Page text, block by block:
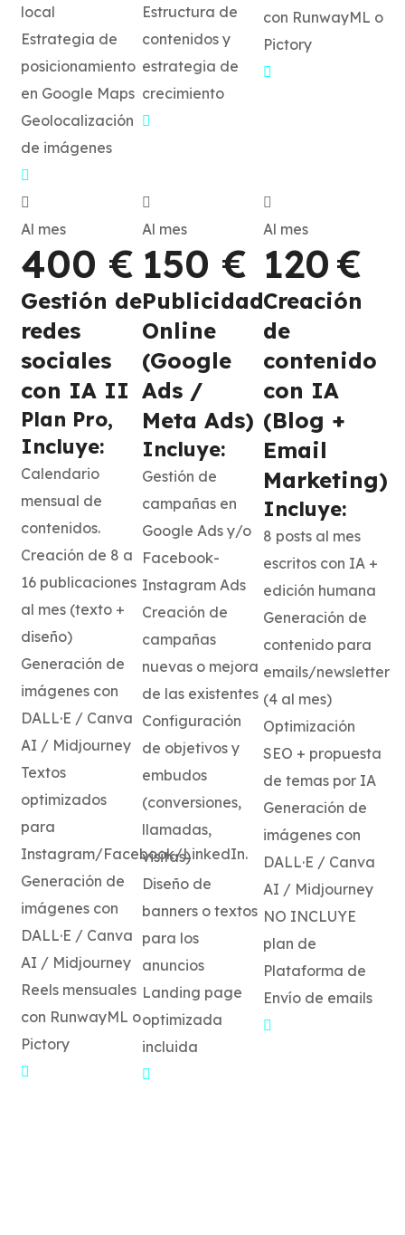
local
Estrategia de
posicionamiento
en Google Maps
Geolocalización
de imágenes
Estructura de
contenidos y
estrategia de
crecimiento
con RunwayML o
Pictory
Al mes
400 €
Gestión de
redes
sociales
con IA II
Plan Pro,
Incluye:
Calendario
mensual de
contenidos.
Creación de 8 a
16 publicaciones
al mes (texto +
diseño)
Generación de
imágenes con
DALL·E / Canva
AI / Midjourney
Textos
optimizados
para
Instagram/Facebook/LinkedIn.
Generación de
imágenes con
DALL·E / Canva
AI / Midjourney
Reels mensuales
con RunwayML o
Pictory
Al mes
150 €
Publicidad
Online
(Google
Ads /
Meta Ads)
Incluye:
Gestión de
campañas en
Google Ads y/o
Facebook-
Instagram Ads
Creación de
campañas
nuevas o mejora
de las existentes
Configuración
de objetivos y
embudos
(conversiones,
llamadas,
visitas)
Diseño de
banners o textos
para los
anuncios
Landing page
optimizada
incluida
Al mes
120 €
Creación
de
contenido
con IA
(Blog +
Email
Marketing)
Incluye:
8 posts al mes
escritos con IA +
edición humana
Generación de
contenido para
emails/newsletter
(4 al mes)
Optimización
SEO + propuesta
de temas por IA
Generación de
imágenes con
DALL·E / Canva
AI / Midjourney
NO INCLUYE
plan de
Plataforma de
Envío de emails